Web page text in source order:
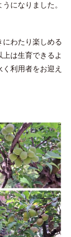
になりました。
わたり楽しめる
は生育できるよ
利用者をお迎え